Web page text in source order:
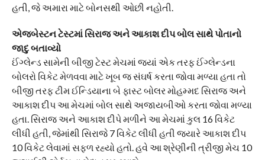
હતી, જે અમારા માટે બોનસથી ઓછી નહોતી.
એજબેસ્ટન ટેસ્ટમાં સિરાજ અને આકાશ દીપ બોલ સાથે પોતાનો
જાદુ બતાવ્યો
ઈંગ્લેન્ડ સામેની બીજી ટેસ્ટ મેચમાં જ્યાં એક તરફ ઈંગ્લેન્ડના
બોલરો વિકેટ મેળવવા માટે ખૂબ જ સંઘર્ષ કરતા જોવા મળ્યા હતા તો
બીજી તરફ ટીમ ઈન્ડિયાના બે ફાસ્ટ બોલર મોહમ્મદ સિરાજ અને
આકાશ દીપ આ મેચમાં બોલ સાથે અજાયબીઓ કરતા જોવા મળ્યા
હતા. સિરાજ અને આકાશ દીપે મળીને આ મેચમાં કુલ 16 વિકેટ
લીધી હતી, જેમાંથી સિરાજે 7 વિકેટ લીધી હતી જ્યારે આકાશ દીપ
10 વિકેટ લેવામાં સફળ રહ્યો હતો. હવે આ શ્રેણીની ત્રીજી મેચ 10